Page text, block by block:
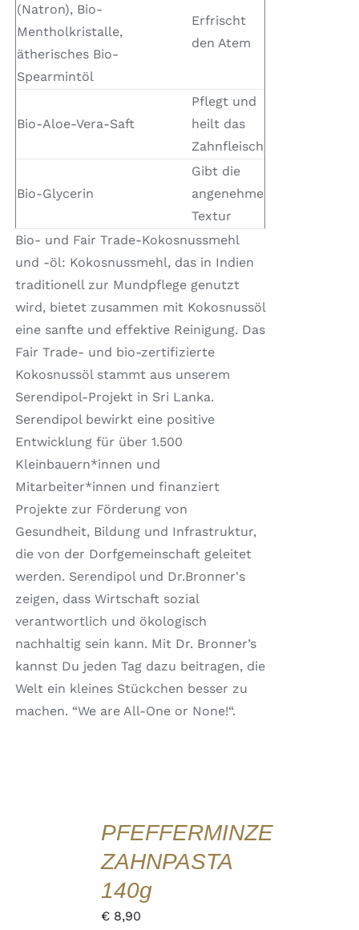
(Natron), Bio-
Mentholkristalle,
ätherisches Bio-
Spearmintöl
Erfrischt
den Atem
Bio-Aloe-Vera-Saft
Pflegt und
heilt das
Zahnfleisch
Bio-Glycerin
Gibt die
angenehme
Textur
Bio- und Fair Trade-Kokosnussmehl
und -öl: Kokosnussmehl, das in Indien
traditionell zur Mundpflege genutzt
wird, bietet zusammen mit Kokosnussöl
eine sanfte und effektive Reinigung. Das
Fair Trade- und bio-zertifizierte
Kokosnussöl stammt aus unserem
Serendipol-Projekt in Sri Lanka.
Serendipol bewirkt eine positive
Entwicklung für über 1.500
Kleinbauern*innen und
Mitarbeiter*innen und finanziert
Projekte zur Förderung von
Gesundheit, Bildung und Infrastruktur,
die von der Dorfgemeinschaft geleitet
werden. Serendipol und Dr.Bronner's
zeigen, dass Wirtschaft sozial
verantwortlich und ökologisch
nachhaltig sein kann. Mit Dr. Bronner’s
kannst Du jeden Tag dazu beitragen, die
Welt ein kleines Stückchen besser zu
machen. “We are All-One or None!“.
PFEFFERMINZE
ZAHNPASTA
140g
€8,90